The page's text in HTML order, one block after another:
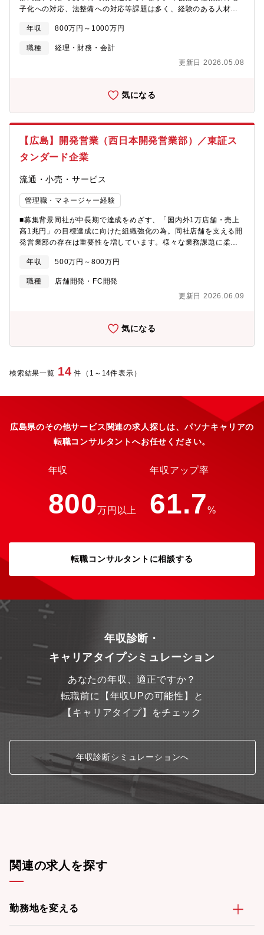
子化への対応、法整備への対応等課題は多く、経験のある人材の
進める同社に参画いただける方を求めております。■職務内容◯税
務・税務申告書及び申告書基礎資料作成、税務調査対応・国内税
務案件の企画・検討・移転価格文書の作成・その他国際税務案件
（移転価格、CFC税制、グローバルミニマム課税等）の企画・検
予定しております。■募集背景同社が中長期で達成をめざす、「国
国内外に展開する同社店舗を支える財務経理本部の存在は重要性
ーシップを持って従事頂ける方を募集しています。
年収 800万円～1000万円
職種
経理・財務・会計
更新日 2026.05.08
気になる
【広島】開発営業（西日本開発営業部）／東証ス
タンダード企業
流通・小売・サービス
管理職・マネージャー経験
■募集背景同社が中長期で達成をめざす、「国内外1万店舗・売上
高1兆円」の目標達成に向けた組織強化の為。同社店舗を支える開
発営業部の存在は重要性を増しています。様々な業務課題に柔軟
署紹介、ミッション日本含め世界26の国と地域に展開している同
社は今後も年間140～150店舗の出店を継続予定です。今後も更に
出店エリアを拡大して参りますので、他部門も含め世界展開を見
据えた組織強化を実施いたします。経験や知見を活かし、今後更
のマーケティング調査・地主や建物のオーナーと折衝・外装や内
年収 500万円～800万円
職種
店舗開発・FC開発
更新日 2026.06.09
気になる
検索結果一覧 14 件（1～14件表示）
広島県のその他サービス関連の求人探しは、パソナキャリアの
転職コンサルタントへお任せください。
年収
800万円以上
年収アップ率
61.7%
転職コンサルタントに相談する
年収診断・
キャリアタイプシミュレーション
あなたの年収、適正ですか？
転職前に【年収UPの可能性】と
【キャリアタイプ】をチェック
年収診断シミュレーションへ
関連の求人を探す
勤務地を変える